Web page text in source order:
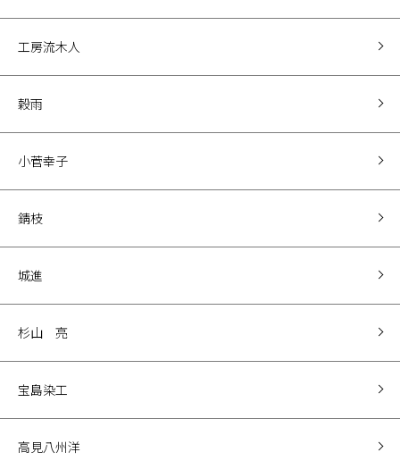
工房流木人
穀雨
小菅幸子
錆枝
城進
杉山 亮
宝島染工
高見八州洋